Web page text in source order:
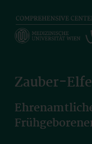
main
Zauber-